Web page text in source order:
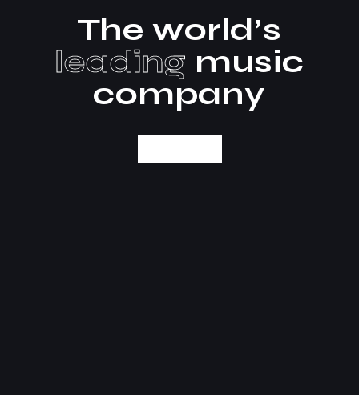
The world’s
leading music
company